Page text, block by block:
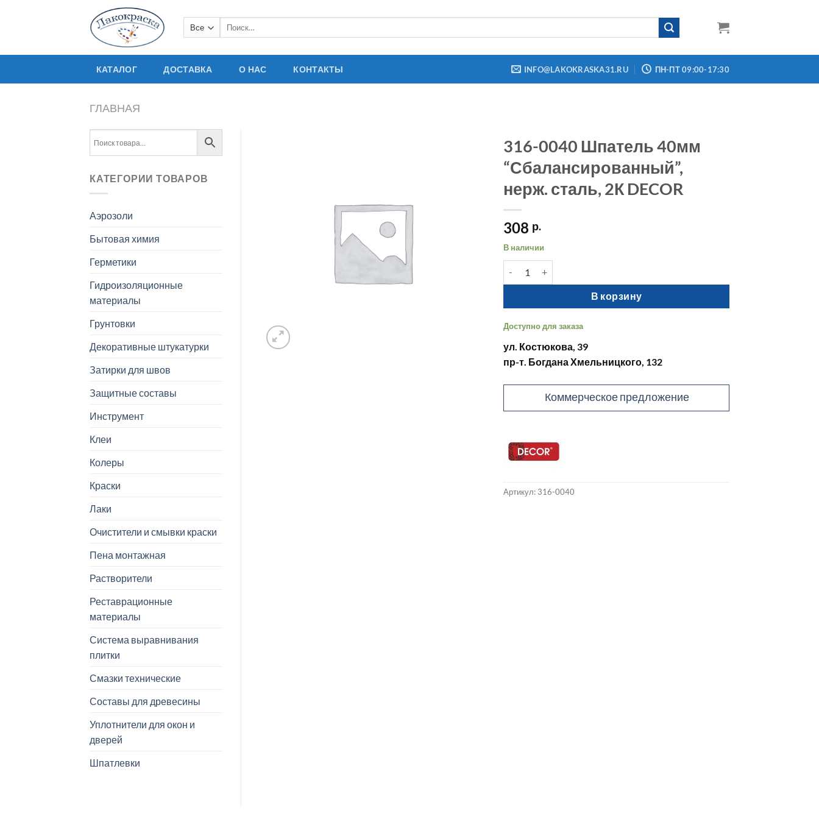
Искать:
КАТАЛОГ ДОСТАВКА О НАС КОНТАКТЫ INFO@LAKOKRASKA31.RU ПН-ПТ 09:00-17:30
ГЛАВНАЯ
КАТЕГОРИИ ТОВАРОВ
Аэрозоли
Бытовая химия
Герметики
Гидроизоляционные
материалы
Грунтовки
Декоративные штукатурки
Затирки для швов
Защитные составы
Инструмент
Клеи
Колеры
Краски
Лаки
Очистители и смывки краски
Пена монтажная
Растворители
Реставрационные
материалы
Система выравнивания
плитки
Смазки технические
Составы для древесины
Уплотнители для окон и
дверей
Шпатлевки
316-0040 Шпатель 40мм
“Сбалансированный”,
нерж. сталь, 2К DECOR
308 р.
В наличии
В корзину
Доступно для заказа
ул. Костюкова, 39
пр-т. Богдана Хмельницкого, 132
Коммерческое предложение
Артикул: 316-0040